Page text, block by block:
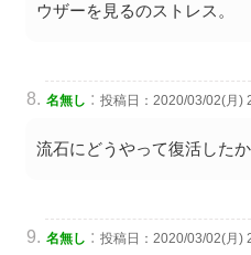
ウザーを見るのストレス。
名無し : 投稿日：2020/03/02(月)
流石にどうやって復活した
名無し : 投稿日：2020/03/02(月)